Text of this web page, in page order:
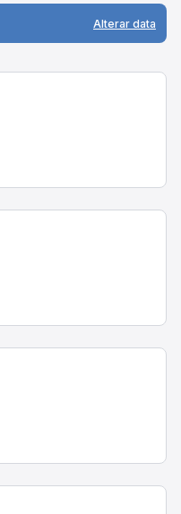
Alterar data